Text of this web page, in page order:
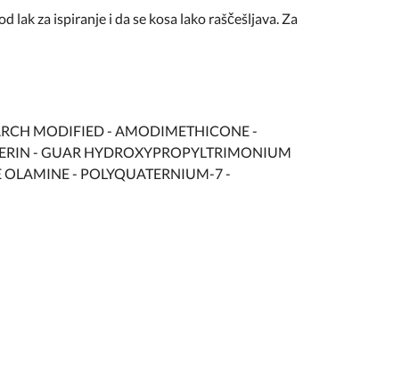
lak za ispiranje i da se kosa lako raščešljava. Za
MODIFIED - AMODIMETHICONE -
- GUAR HYDROXYPROPYLTRIMONIUM
OLAMINE - POLYQUATERNIUM-7 -